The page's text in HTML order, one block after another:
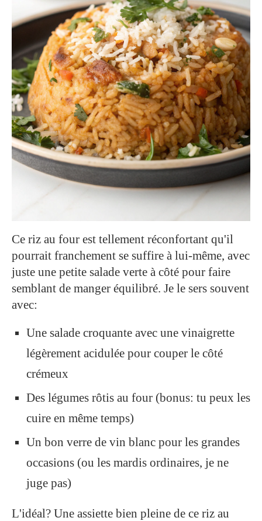
Ce riz au four est tellement réconfortant qu'il
pourrait franchement se suffire à lui-même, avec
juste une petite salade verte à côté pour faire
semblant de manger équilibré. Je le sers souvent
avec:
Une salade croquante avec une vinaigrette
légèrement acidulée pour couper le côté
crémeux
Des légumes rôtis au four (bonus: tu peux les
cuire en même temps)
Un bon verre de vin blanc pour les grandes
occasions (ou les mardis ordinaires, je ne
juge pas)
L'idéal? Une assiette bien pleine de ce riz au